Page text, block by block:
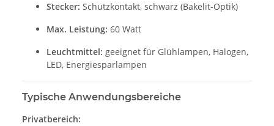
Stecker: Schutzkontakt, schwarz (Bakelit-Optik)
Max. Leistung: 60 Watt
Leuchtmittel: geeignet für Glühlampen, Halogen,
LED, Energiesparlampen
Typische Anwendungsbereiche
Privatbereich: